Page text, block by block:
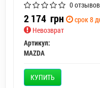
0 отзывов
2 174 грн
срок 8
Невозврат
Артикул:
MAZDA
КУПИТЬ